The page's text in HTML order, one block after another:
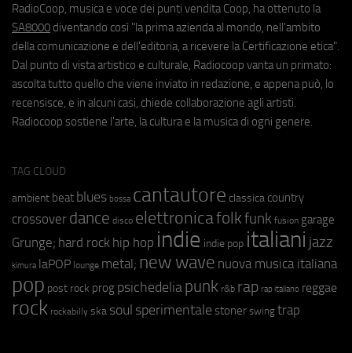
RadioCoop, musica e voce dei punti vendita Coop, ha ottenuto la
SA8000 diventando così "la prima azienda al mondo, nell'ambito
della comunicazione e dell'editoria, a ricevere la Certificazione etica".
Dal punto di vista artistico e culturale, Radiocoop vanta un primato:
ascolta tutto quello che viene inviato in redazione, e appena può, lo
recensisce, e in alcuni casi, chiede collaborazione agli artisti.
Radiocoop sostiene l'arte, la cultura e la musica di ogni genere.
TAG CLOUD
ambient beat blues bossa cantautore classica country
crossover dance disco elettronicafolkfunk fusion garage
Grunge; hard rock hip hop indie indie pop italiani jazz
kimura laPOP lounge metal; new wave nuova musica italiana
pop post rock prog psichedeliapunk r&b rap rap italiano reggae
rock rockabilly ska soul sperimentale stoner swing trap